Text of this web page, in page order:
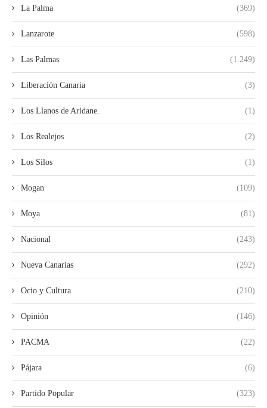
La Palma (369)
Lanzarote (598)
Las Palmas (1.249)
Liberación Canaria (3)
Los Llanos de Aridane. (1)
Los Realejos (2)
Los Silos (1)
Mogan (109)
Moya (81)
Nacional (243)
Nueva Canarias (292)
Ocio y Cultura (210)
Opinión (146)
PACMA (22)
Pájara (6)
Partido Popular (323)